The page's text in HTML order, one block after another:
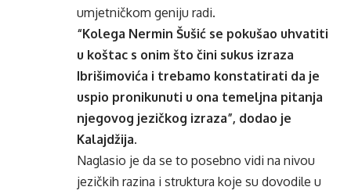
umjetničkom geniju radi.
“Kolega Nermin Šušić se pokušao uhvatiti
u koštac s onim što čini sukus izraza
Ibrišimovića i trebamo konstatirati da je
uspio pronikunuti u ona temeljna pitanja
njegovog jezičkog izraza”, dodao je
Kalajdžija.
Naglasio je da se to posebno vidi na nivou
jezičkih razina i struktura koje su dovodile u